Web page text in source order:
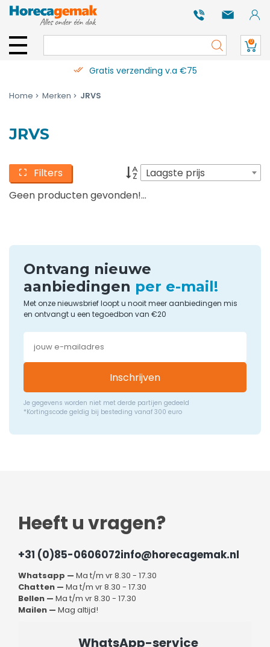
0
Gratis verzending v.a €75
Home Merken JRVS
JRVS
Filters
Laagste prijs
Geen producten gevonden!...
Ontvang nieuwe
aanbiedingen per e-mail!
Met onze nieuwsbrief loopt u nooit meer aanbiedingen mis
en ontvangt u een tegoedbon van €20
Inschrijven
Je gegevens worden niet met derde partijen gedeeld
*Kortingscode geldig bij besteding vanaf 300 euro
Heeft u vragen?
+31 (0)85-0606072info@horecagemak.nl
Whatsapp — Ma t/m vr 8.30 - 17.30
Chatten — Ma t/m vr 8.30 - 17.30
Bellen — Ma t/m vr 8.30 - 17.30
Mailen — Mag altijd!
WhatsApp-service